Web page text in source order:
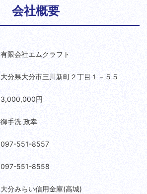
会社概要
有限会社エムクラフト
大分県大分市三川新町２丁目１－５５
3,000,000円
御手洗 政幸
097-551-8557
097-551-8558
大分みらい信用金庫(高城)